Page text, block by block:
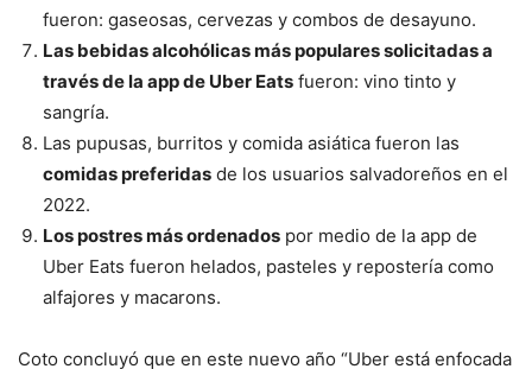
fueron: gaseosas, cervezas y combos de desayuno.
Las bebidas alcohólicas más populares solicitadas a
través de la app de Uber Eats fueron: vino tinto y
sangría.
Las pupusas, burritos y comida asiática fueron las
comidas preferidas de los usuarios salvadoreños en el
2022.
Los postres más ordenados por medio de la app de
Uber Eats fueron helados, pasteles y repostería como
alfajores y macarons.
Coto concluyó que en este nuevo año “Uber está enfocada